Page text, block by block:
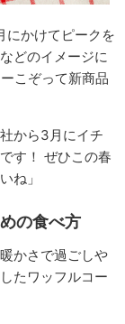
にかけてピークを
どのイメージに
こぞって新商品
から3月にイチ
す！ ぜひこの春
ね」
の食べ方
かさで過ごしや
たワッフルコー